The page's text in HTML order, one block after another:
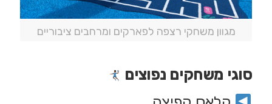
מגוון משחקי רצפה לפארקים ומרחבים ציבוריים
סוגי משחקים נפוצים